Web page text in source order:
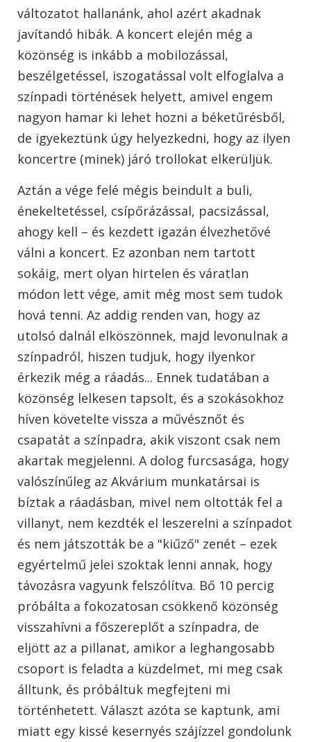
változatot hallanánk, ahol azért akadnak
javítandó hibák. A koncert elején még a
közönség is inkább a mobilozással,
beszélgetéssel, iszogatással volt elfoglalva a
színpadi történések helyett, amivel engem
nagyon hamar ki lehet hozni a béketűrésből,
de igyekeztünk úgy helyezkedni, hogy az ilyen
koncertre (minek) járó trollokat elkerüljük.
Aztán a vége felé mégis beindult a buli,
énekeltetéssel, csípőrázással, pacsizással,
ahogy kell – és kezdett igazán élvezhetővé
válni a koncert. Ez azonban nem tartott
sokáig, mert olyan hirtelen és váratlan
módon lett vége, amit még most sem tudok
hová tenni. Az addig renden van, hogy az
utolsó dalnál elköszönnek, majd levonulnak a
színpadról, hiszen tudjuk, hogy ilyenkor
érkezik még a ráadás... Ennek tudatában a
közönség lelkesen tapsolt, és a szokásokhoz
híven követelte vissza a művésznőt és
csapatát a színpadra, akik viszont csak nem
akartak megjelenni. A dolog furcsasága, hogy
valószínűleg az Akvárium munkatársai is
bíztak a ráadásban, mivel nem oltották fel a
villanyt, nem kezdték el leszerelni a színpadot
és nem játszották be a "kiűző" zenét – ezek
egyértelmű jelei szoktak lenni annak, hogy
távozásra vagyunk felszólítva. Bő 10 percig
próbálta a fokozatosan csökkenő közönség
visszahívni a főszereplőt a színpadra, de
eljött az a pillanat, amikor a leghangosabb
csoport is feladta a küzdelmet, mi meg csak
álltunk, és próbáltuk megfejteni mi
történhetett. Választ azóta se kaptunk, ami
miatt egy kissé kesernyés szájízzel gondolunk